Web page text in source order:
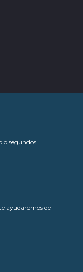
segundos.
ayudaremos de